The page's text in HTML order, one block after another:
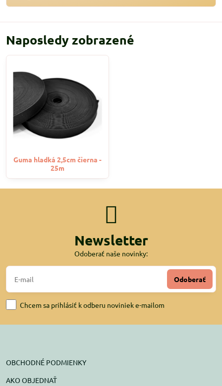
Naposledy zobrazené
Guma hladká 2,5cm čierna -
25m
Newsletter
Odoberať naše novinky:
Odoberať
Chcem sa prihlásiť k odberu noviniek e-mailom
OBCHODNÉ PODMIENKY
AKO OBJEDNAŤ